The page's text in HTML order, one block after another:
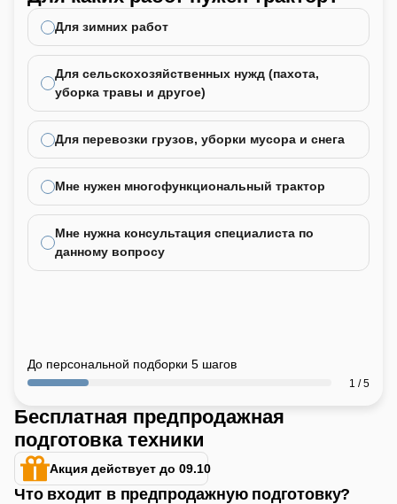
Для зимних работ
Для сельскохозяйственных нужд (пахота,
уборка травы и другое)
Для перевозки грузов, уборки мусора и снега
Мне нужен многофункциональный трактор
Мне нужна консультация специалиста по
данному вопросу
До персональной подборки 5 шагов
1 / 5
Бесплатная предпродажная
подготовка техники
Акция действует до 09.10
Что входит в предпродажную подготовку?